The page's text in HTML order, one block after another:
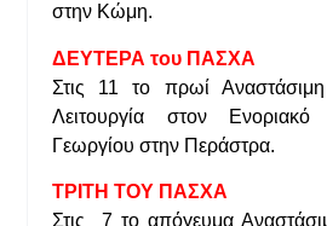
στην Κώμη.
ΔΕΥΤΕΡΑ του ΠΑΣΧΑ
Στις 11 το πρωί Αναστάσιμη
Λειτουργία στον
Γεωργίου στην Περάστρα.
ΤΡΙΤΗ ΤΟΥ ΠΑΣΧΑ
Στις 7 το απόγευμα